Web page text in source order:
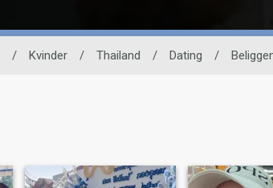
/ Kvinder / Thailand / Dating /